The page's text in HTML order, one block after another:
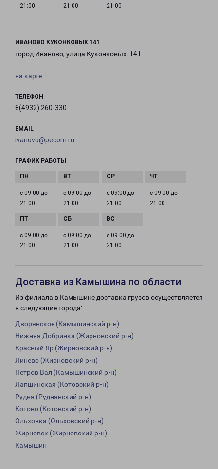
21:00 21:00 21:00
ИВАНОВО КУКОНКОВЫХ 141
город Иваново, улица Куконковых, 141
на карте
ТЕЛЕФОН
8(4932) 260-330
EMAIL
ivanovo@pecom.ru
ГРАФИК РАБОТЫ
с 09:00 до
21:00
с 09:00 до
21:00
с 09:00 до
21:00
с 09:00 до
21:00
с 09:00 до
21:00
с 09:00 до
21:00
с 09:00 до
21:00
Доставка из Камышина по области
Из филиала в Камышине доставка грузов осуществляется
в следующие города:
Дворянское (Камышинский р-н)
Нижняя Добринка (Жирновский р-н)
Красный Яр (Жирновский р-н)
Линево (Жирновский р-н)
Петров Вал (Камышинский р-н)
Лапшинская (Котовский р-н)
Рудня (Руднянский р-н)
Котово (Котовский р-н)
Ольховка (Ольховский р-н)
Жирновск (Жирновский р-н)
Камышин